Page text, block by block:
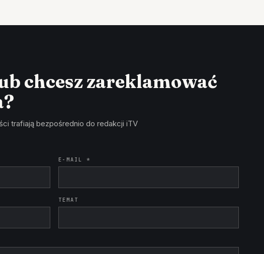
chcesz zareklamować
trafiają bezpośrednio do redakcji iTV
E-MAIL *
TEMAT